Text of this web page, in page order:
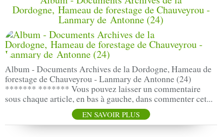
Dordogne, Hameau de forestage de Chauveyrou -
Lanmary de Antonne (24)
Album - Documents Archives de la Dordogne, Hameau de
forestage de Chauveyrou - Lanmary de Antonne (24)
******* ******* Vous pouvez laisser un commentaire
sous chaque article, en bas à gauche, dans commenter cet...
EN SAVOIR PLUS